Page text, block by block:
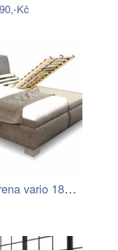
Kč
MAWS Serena vario 180x200